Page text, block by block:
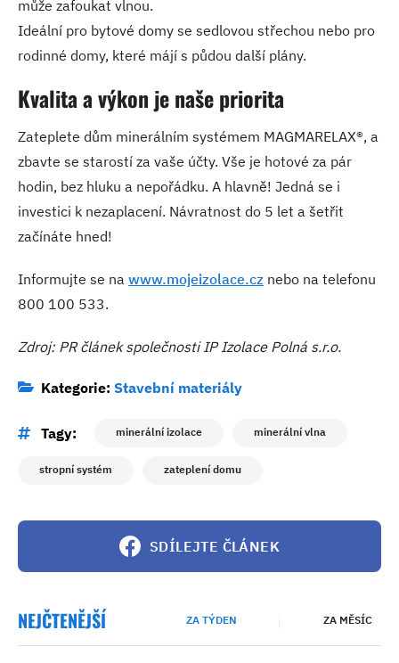
může zafoukat vlnou.
Ideální pro bytové domy se sedlovou střechou nebo pro
rodinné domy, které májí s půdou další plány.
Kvalita a výkon je naše priorita
Zateplete dům minerálním systémem MAGMARELAX®, a
zbavte se starostí za vaše účty. Vše je hotové za pár
hodin, bez hluku a nepořádku. A hlavně! Jedná se i
investici k nezaplacení. Návratnost do 5 let a šetřit
začínáte hned!
Informujte se na www.mojeizolace.cz nebo na telefonu
800 100 533.
Zdroj: PR článek společnosti IP Izolace Polná s.r.o.
Kategorie: Stavební materiály
Tagy: minerální izolace minerální vlna
stropní systém zateplení domu
SDÍLEJTE ČLÁNEK
NEJČTENĚJŠÍ ZA TÝDEN ZA MĚSÍC